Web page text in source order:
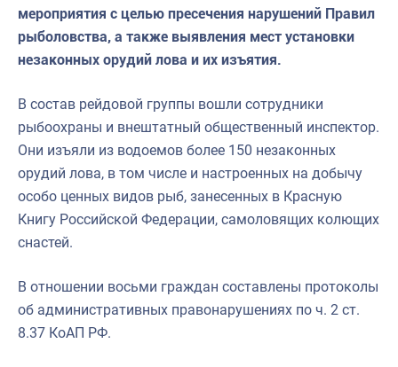
Укрепление духовно-нравственных ценностей
События в России и мире
мероприятия с целью пресечения нарушений Правил
рыболовства, а также выявления мест установки
незаконных орудий лова и их изъятия.
В состав рейдовой группы вошли сотрудники
рыбоохраны и внештатный общественный инспектор.
Они изъяли из водоемов более 150 незаконных
орудий лова, в том числе и настроенных на добычу
особо ценных видов рыб, занесенных в Красную
Книгу Российской Федерации, самоловящих колющих
снастей.
В отношении восьми граждан составлены протоколы
об административных правонарушениях по ч. 2 ст.
8.37 КоАП РФ.